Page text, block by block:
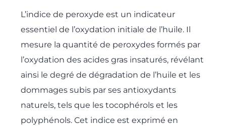
L’indice de peroxyde est un indicateur
essentiel de l’oxydation initiale de l’huile. Il
mesure la quantité de peroxydes formés par
l’oxydation des acides gras insaturés, révélant
ainsi le degré de dégradation de l’huile et les
dommages subis par ses antioxydants
naturels, tels que les tocophérols et les
polyphénols. Cet indice est exprimé en